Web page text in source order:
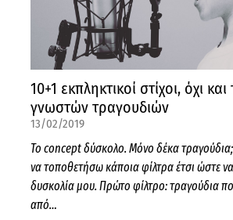
10+1 εκπληκτικοί στίχοι, όχι
γνωστών τραγουδιών
13/02/2019
Το concept δύσκολο. Μόνο δέκα
να τοποθετήσω κάποια φίλτρα έτσι ώστε
δυσκολία μου. Πρώτο φίλτρο: τραγούδια
από…